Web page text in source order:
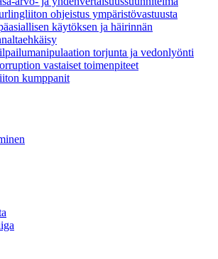
ohjeistus ympäristövastuusta
käytöksen ja häirinnän
torjunta ja vedonlyönti
vastaiset toimenpiteet
kumppanit